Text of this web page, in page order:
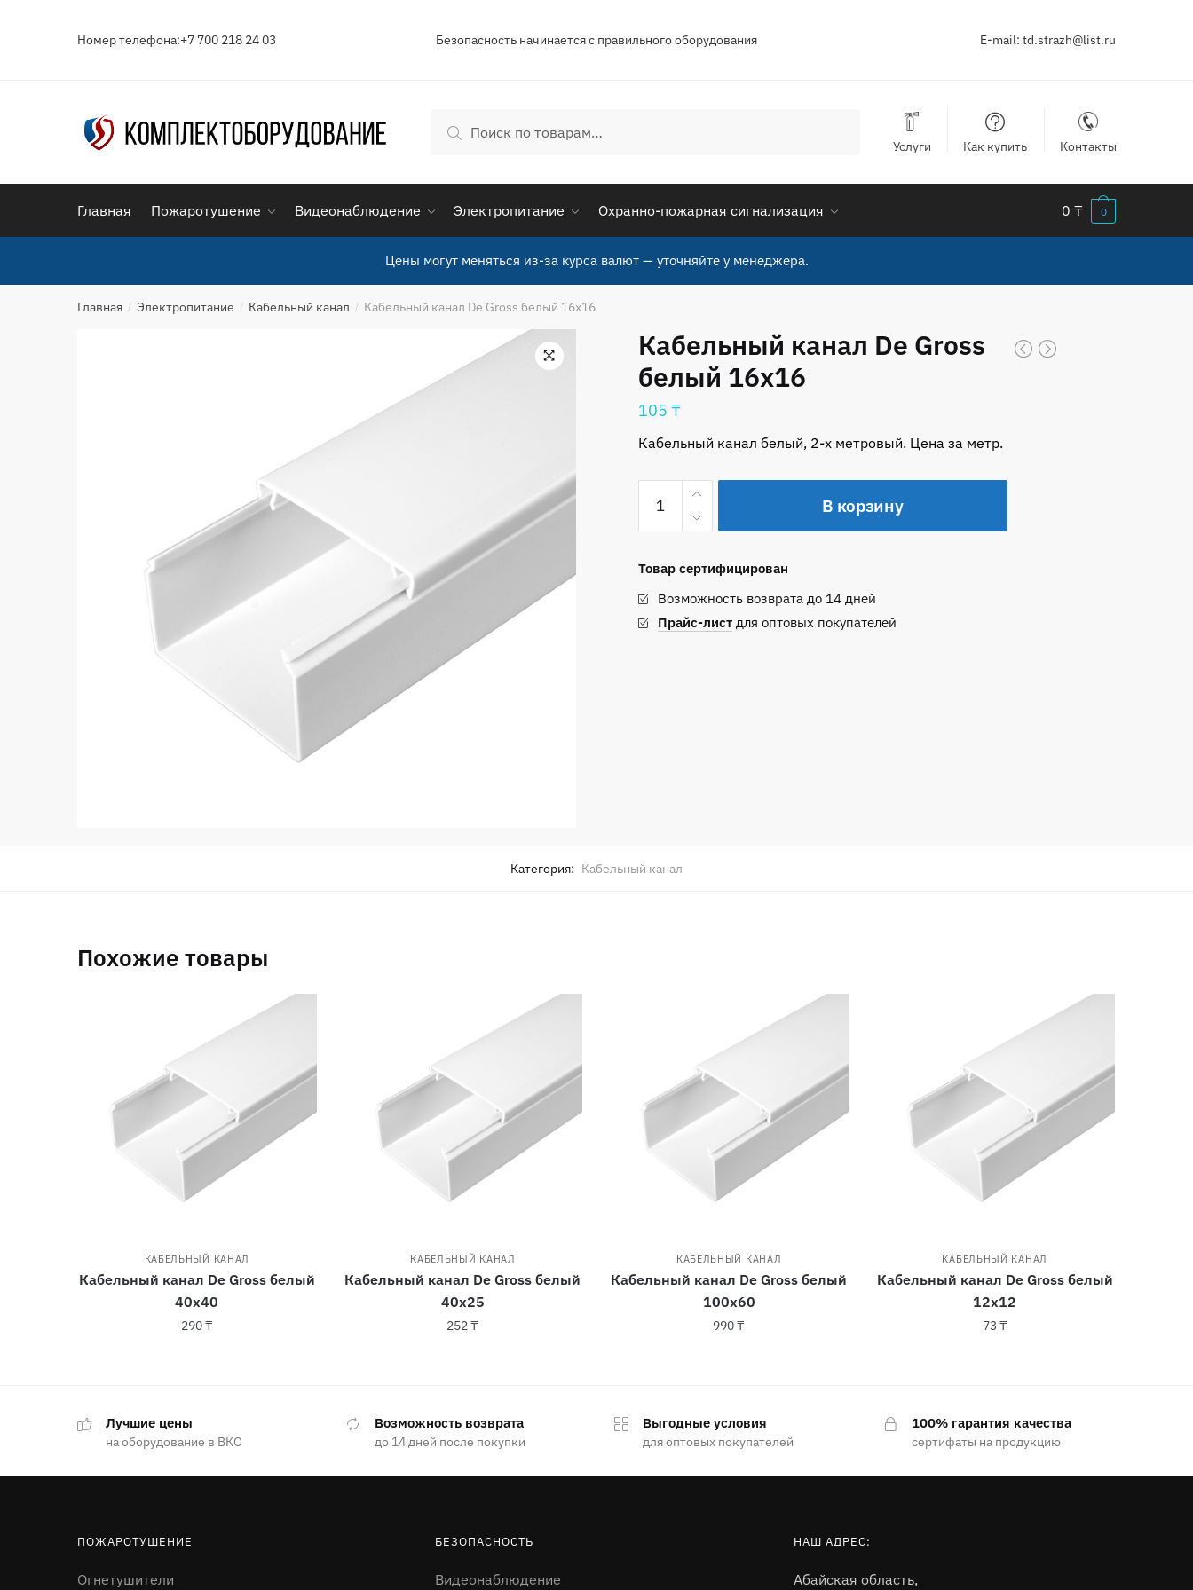
Номер телефона:+7 700 218 24 03 Безопасность начинается с правильного оборудования E-mail: td.strazh@list.ru
Поиск
Услуги Как купить Контакты
Главная Пожаротушение Видеонаблюдение Электропитание Охранно-пожарная сигнализация 0 ₸ 0
Цены могут меняться из-за курса валют — уточняйте у менеджера.
Главная / Электропитание / Кабельный канал / Кабельный канал De Gross белый 16х16
Кабельный канал De Gross
белый 16х16
105 ₸
Кабельный канал белый, 2-х метровый. Цена за метр.
Количество
товара
Кабельный
De
Gross
белый
В корзину
Товар сертифицирован
Возможность возврата до 14 дней
Прайс-листдля оптовых покупателей
Категория: Кабельный канал
Похожие товары
КАБЕЛЬНЫЙ КАНАЛ
Кабельный канал De Gross белый
40х40
290₸
КАБЕЛЬНЫЙ КАНАЛ
Кабельный канал De Gross белый
40х25
252₸
КАБЕЛЬНЫЙ КАНАЛ
Кабельный канал De Gross белый
100х60
990₸
КАБЕЛЬНЫЙ КАНАЛ
Кабельный канал De Gross белый
12х12
73 ₸
Лучшие цены
на оборудование в ВКО
Возможность возврата
до 14 дней после покупки
Выгодные условия
для оптовых покупателей
100% гарантия качества
сертифаты на продукцию
ПОЖАРОТУШЕНИЕ
Огнетушители
БЕЗОПАСНОСТЬ
Видеонаблюдение
НАШ АДРЕС:
Абайская область,